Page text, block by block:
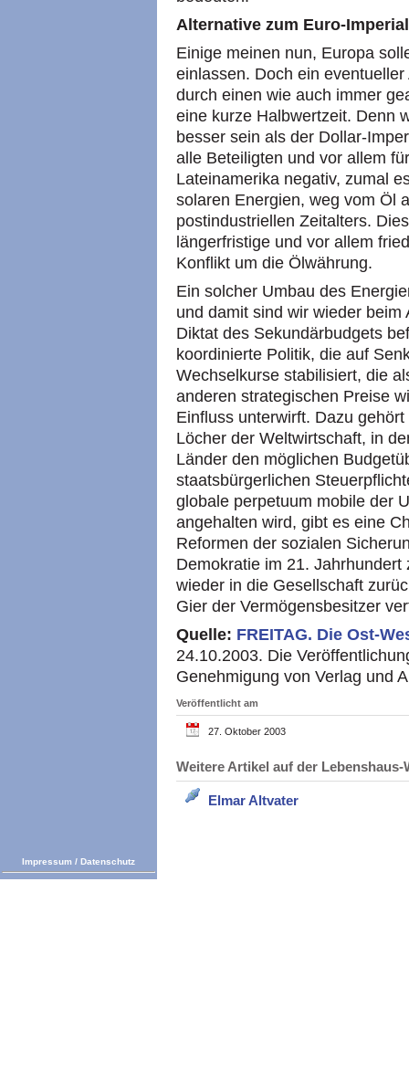
Alternative zum Euro-
Einige meinen nun, Europa
einlassen. Doch ein
durch einen wie auch immer
eine kurze Halbwertzeit. Denn
besser sein als der Dollar-
alle Beteiligten und vor allem
Lateinamerika negativ, zumal
solaren Energien, weg vom Öl
postindustriellen Zeitalters.
längerfristige und vor allem
Konflikt um die Ölwährung.
Ein solcher Umbau des
und damit sind wir wieder
Diktat des Sekundärbudgets
koordinierte Politik, die auf
Wechselkurse stabilisiert, die
anderen strategischen Preise
Einfluss unterwirft. Dazu
Löcher der Weltwirtschaft, in
Länder den möglichen
staatsbürgerlichen
globale perpetuum mobile der
angehalten wird, gibt es eine
Reformen der sozialen
Demokratie im 21.
wieder in die Gesellschaft
Gier der Vermögensbesitzer
Quelle: FREITAG. Die Ost-
24.10.2003. Die
Genehmigung von Verlag und
Veröffentlicht am
27. Oktober 2003
Weitere Artikel auf der
Elmar Altvater
Impressum / Datenschutz